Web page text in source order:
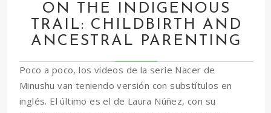
ON THE INDIGENOUS
TRAIL: CHILDBIRTH AND
ANCESTRAL PARENTING
Poco a poco, los vídeos de la serie Nacer de
Minushu van teniendo versión con substítulos en
inglés. El último es el de Laura Núñez, con su